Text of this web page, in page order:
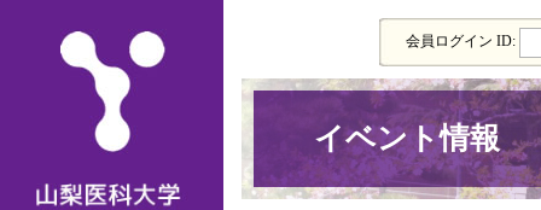
会員ログイン ID:
イベント情報